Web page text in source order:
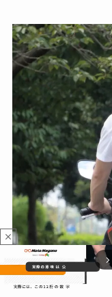
close
arrow_forward_ios